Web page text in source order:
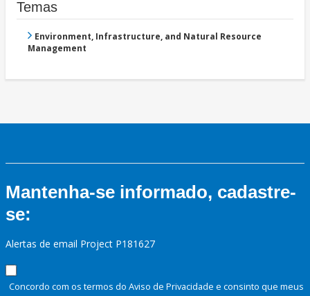
Temas
Environment, Infrastructure, and Natural Resource
Management
Mantenha-se informado, cadastre-
se:
Alertas de email Project P181627
Concordo com os termos do Aviso de Privacidade e consinto que meus